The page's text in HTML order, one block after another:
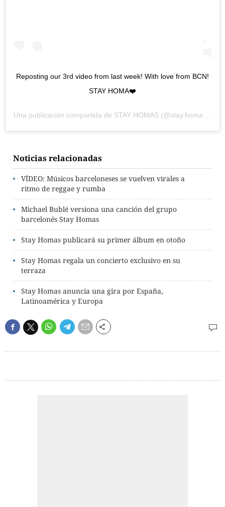
Reposting our 3rd video from last week! With love from BCN!
STAY HOMA❤️
Una publicación compartida de STAY HOMAS (@stay.homas) el
Noticias relacionadas
VÍDEO: Músicos barceloneses se vuelven virales a
ritmo de reggae y rumba
Michael Bublé versiona una canción del grupo
barcelonés Stay Homas
Stay Homas publicará su primer álbum en otoño
Stay Homas regala un concierto exclusivo en su
terraza
Stay Homas anuncia una gira por España,
Latinoamérica y Europa